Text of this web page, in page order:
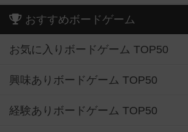
おすすめボードゲーム
お気に入りボードゲーム TOP50
興味ありボードゲーム TOP50
経験ありボードゲーム TOP50